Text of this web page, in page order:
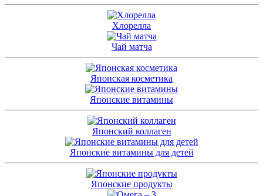
Хлорелла
Чай матча
Японская косметика
Японские витамины
Японский коллаген
Японские витамины для детей
Японские продукты